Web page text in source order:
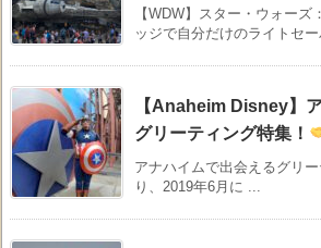
【WDW】スター・ウォー
ッジで自分だけのライトセー
【Anaheim Disney】
グリーティング特集！
アナハイムで出会えるグリ
り、2019年6月に ...